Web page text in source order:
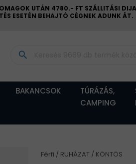
UTÁN 4780.- FT SZÁLLITÁSI
ESETÉN BEHAJTÓ CÉGNEK ADUNK ÁT.
BAKANCSOK
TÚRÁZÁS,
CAMPING
search
Férfi RUHÁZAT KÖNTÖS